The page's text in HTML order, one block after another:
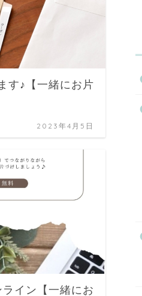
す♪【一緒にお片
2023年4月5日
イン【一緒にお